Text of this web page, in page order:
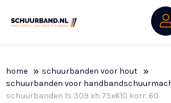
home
schuurbanden voor hout
schuurbanden voor
schuurbanden ls 309 xh 75x610 korr. 60